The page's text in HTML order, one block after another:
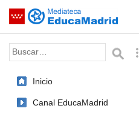
Saltar navegación
Palabra o frase:
Inicio
Canal EducaMadrid